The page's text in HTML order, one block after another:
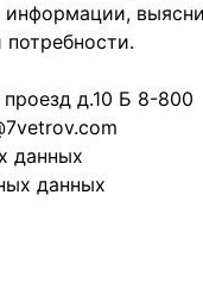
информации,
д.10 Б 8-800
данных
данных